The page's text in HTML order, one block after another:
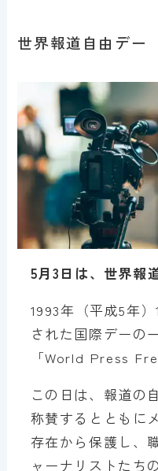
世界報道自由デー
5月3日は、世界報
1993年（平成5年
された国際デーの
「World Press
この日は、報道の
称賛するとともに
存在から保護し、
ャーナリストたち